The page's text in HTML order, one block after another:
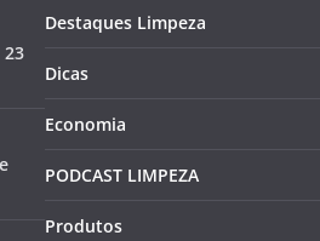
23
Destaques Limpeza
Dicas
Economia
PODCAST LIMPEZA
Produtos